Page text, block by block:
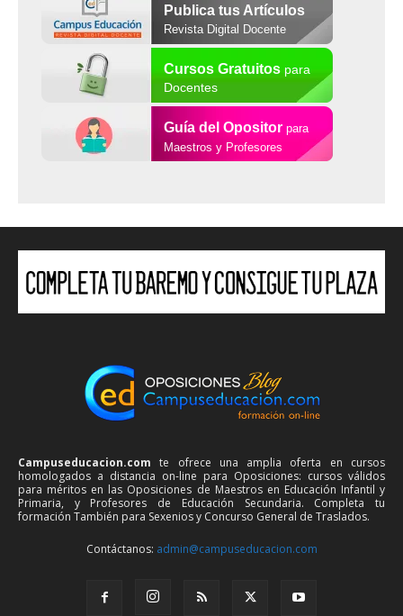
Publica tus Artículos
Revista Digital Docente
Cursos Gratuitospara
Docentes
Guía del Opositor para
Maestros y Profesores
Campuseducacion.com te ofrece una amplia oferta en cursos
homologados a distancia on-line para Oposiciones: cursos válidos
para méritos en las Oposiciones de Maestros en Educación Infantil y
Primaria, y Profesores de Educación Secundaria. Completa tu
formación También para Sexenios y Concurso General de Traslados.
Contáctanos: admin@campuseducacion.com